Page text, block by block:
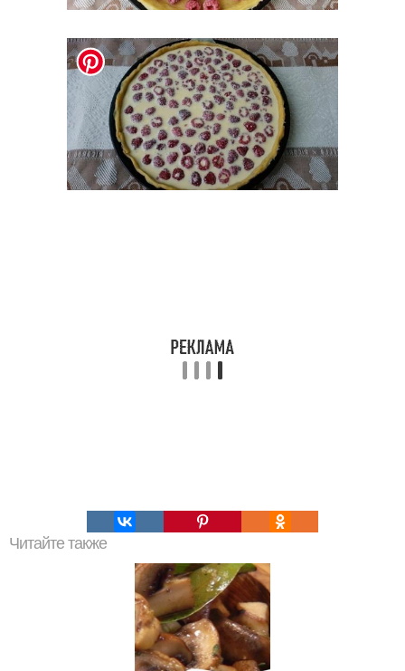
Читайте также